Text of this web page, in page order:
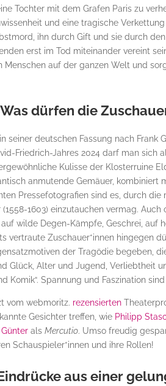
Tochter mit dem Grafen Paris zu
und eine tragische
ihn durch Gift und sie durch
erst im Tod miteinander vereint
Menschen auf der ganzen Welt und
Was dürfen die
seiner deutschen Fassung nach Frank
Friedrich-Jahres 2024 darf man sich
Kulisse der Klosterruine
anmutende Gemäuer, kombiniert
Pressefotografien sind es, durch
1603) einzutauchen vermag.
wilde Degen-Kämpfe, Geschrei, auf
vertraute Zuschauer*innen hingegen
der Tragödie begeben,
Glück, Alter und Jugend, Verliebtheit
Komik“. Spannung und Faszination
vom webmoritz. rezensierten
Gesichter treffen, wie Philipp
alsMercutio. Umso freudig
Schauspieler*innen und ihre Rollen!
aus einer